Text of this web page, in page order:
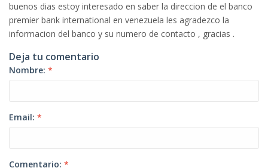
buenos dias estoy interesado en saber la direccion de el banco
premier bank international en venezuela les agradezco la
informacion del banco y su numero de contacto , gracias .
Deja tu comentario
Nombre: *
Email: *
Comentario: *